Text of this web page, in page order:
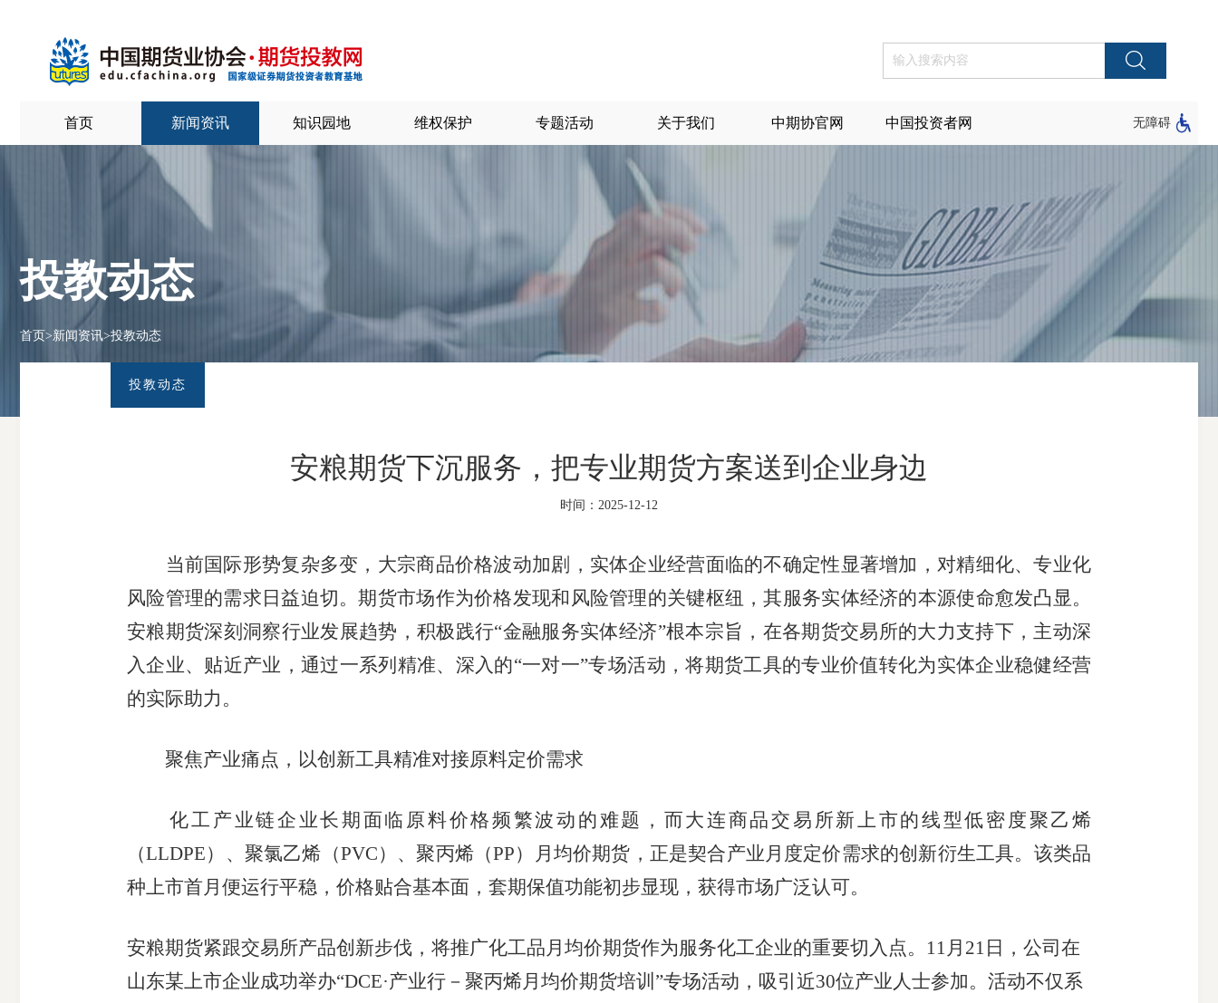
首页 新闻资讯 知识园地 维权保护 专题活动 关于我们 中期协官网 中国投资者网 无障碍
投教动态
首页>新闻资讯>投教动态
投教动态
安粮期货下沉服务，把专业期货方案送到企业身边
时间：2025-12-12
当前国际形势复杂多变，大宗商品价格波动加剧，实体企业经营面临的不确定性显著增加，对精细化、专业化
风险管理的需求日益迫切。期货市场作为价格发现和风险管理的关键枢纽，其服务实体经济的本源使命愈发凸显。
安粮期货深刻洞察行业发展趋势，积极践行“金融服务实体经济”根本宗旨，在各期货交易所的大力支持下，主动深
入企业、贴近产业，通过一系列精准、深入的“一对一”专场活动，将期货工具的专业价值转化为实体企业稳健经营
的实际助力。
聚焦产业痛点，以创新工具精准对接原料定价需求
化工产业链企业长期面临原料价格频繁波动的难题，而大连商品交易所新上市的线型低密度聚乙烯
（LLDPE）、聚氯乙烯（PVC）、聚丙烯（PP）月均价期货，正是契合产业月度定价需求的创新衍生工具。该类品
种上市首月便运行平稳，价格贴合基本面，套期保值功能初步显现，获得市场广泛认可。
安粮期货紧跟交易所产品创新步伐，将推广化工品月均价期货作为服务化工企业的重要切入点。 11月 21 日，公司在
山东某上市企业成功举办“DCE·产业行－聚丙烯月均价期货培训”专场活动，吸引近30位产业人士参加。活动不仅系